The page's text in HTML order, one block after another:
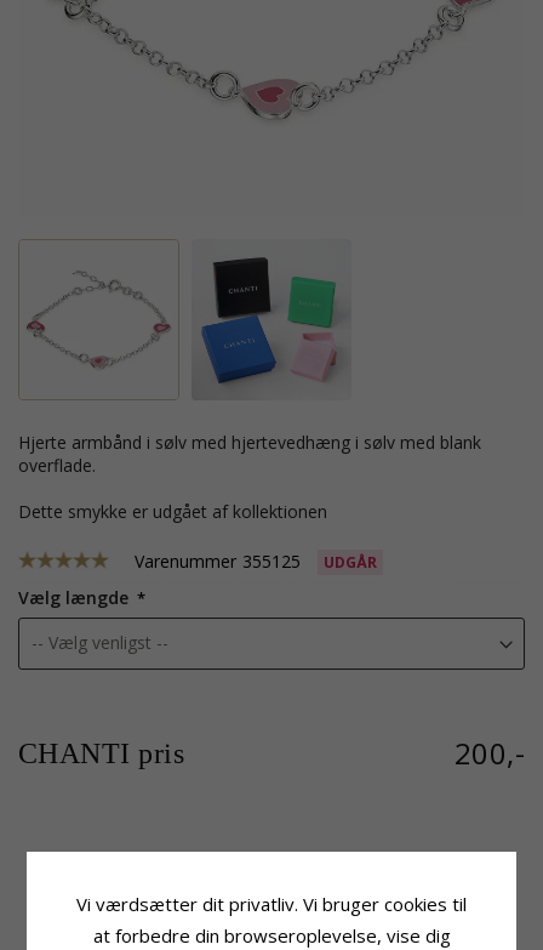
hjerte armbånd i sølv med hjertevedhæng i sølv med blank
overflade.
Dette smykke er udgået af kollektionen
Varenummer 355125 UDGÅR
Vælg længde
CHANTI pris 200,-
Armbånd
Ædelmetal:Sølv
Længde:16 cm plus 3 cm
Vi værdsætter dit privatliv. Vi bruger cookies til
at forbedre din browseroplevelse, vise dig